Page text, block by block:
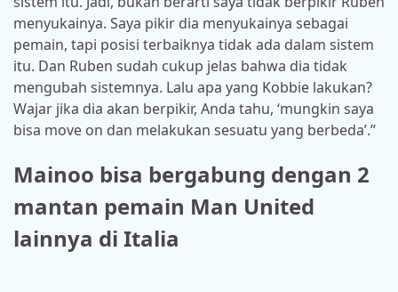
menyukainya. Saya pikir dia menyukainya sebagai
pemain, tapi posisi terbaiknya tidak ada dalam sistem
itu. Dan Ruben sudah cukup jelas bahwa dia tidak
mengubah sistemnya. Lalu apa yang Kobbie lakukan?
Wajar jika dia akan berpikir, Anda tahu, ‘mungkin saya
bisa move on dan melakukan sesuatu yang berbeda’.”
Mainoo bisa bergabung dengan 2
mantan pemain Man United
lainnya di Italia